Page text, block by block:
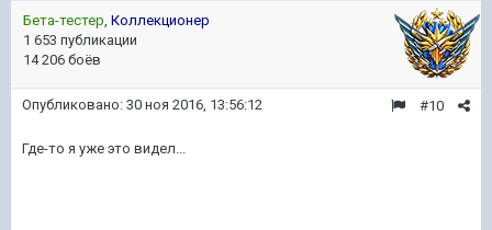
Бета-тестер, Коллекционер
1 653 публикации
14 206 боёв
#10
Опубликовано: 30 ноя 2016, 13:56:12
Где-то я уже это видел...